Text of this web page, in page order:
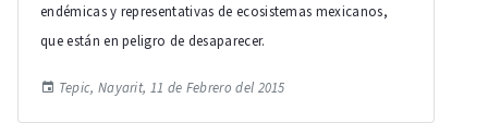
endémicas y representativas de ecosistemas mexicanos,
que están en peligro de desaparecer.
Tepic, Nayarit, 11 de Febrero del 2015